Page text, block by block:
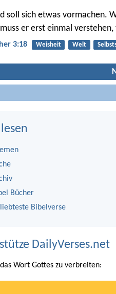
soll sich etwas vormachen.
er erst einmal
3:18 Weisheit Welt
Bücher
Bibelverse
DailyVerses.net
Wort Gottes zu verbreiten: